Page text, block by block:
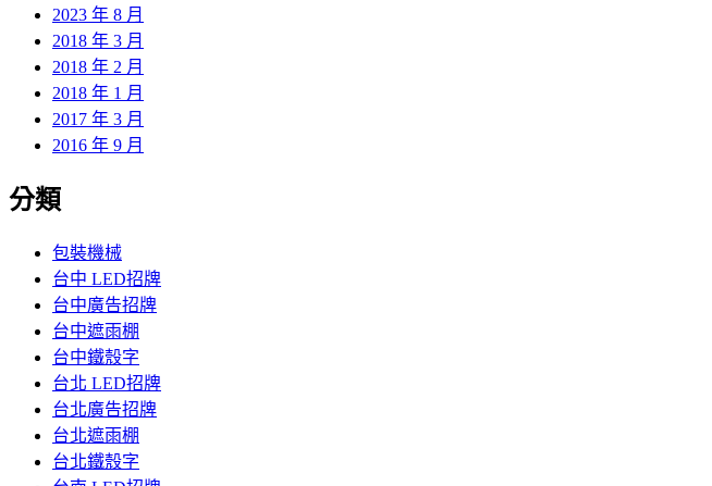
2023 年 8 月
2018 年 3 月
2018 年 2 月
2018 年 1 月
2017 年 3 月
2016 年 9 月
分類
包裝機械
台中 LED招牌
台中廣告招牌
台中遮雨棚
台中鐵殼字
台北 LED招牌
台北廣告招牌
台北遮雨棚
台北鐵殼字